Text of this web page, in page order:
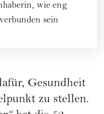
wie eng
sein
Gesundheit
zu stellen.